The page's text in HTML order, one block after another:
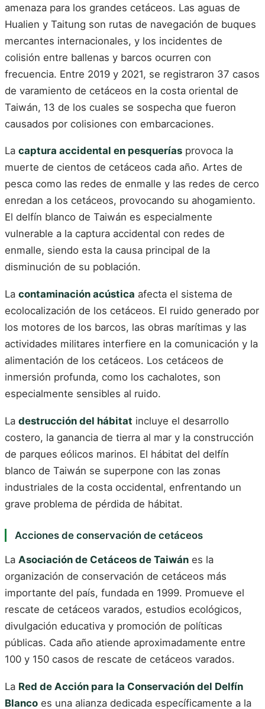
amenaza para los grandes cetáceos. Las aguas de
Hualien y Taitung son rutas de navegación de buques
mercantes internacionales, y los incidentes de
colisión entre ballenas y barcos ocurren con
frecuencia. Entre 2019 y 2021, se registraron 37 casos
de varamiento de cetáceos en la costa oriental de
Taiwán, 13 de los cuales se sospecha que fueron
causados por colisiones con embarcaciones.
La captura accidental en pesquerías provoca la
muerte de cientos de cetáceos cada año. Artes de
pesca como las redes de enmalle y las redes de cerco
enredan a los cetáceos, provocando su ahogamiento.
El delfín blanco de Taiwán es especialmente
vulnerable a la captura accidental con redes de
enmalle, siendo esta la causa principal de la
disminución de su población.
La contaminación acústica afecta el sistema de
ecolocalización de los cetáceos. El ruido generado por
los motores de los barcos, las obras marítimas y las
actividades militares interfiere en la comunicación y la
alimentación de los cetáceos. Los cetáceos de
inmersión profunda, como los cachalotes, son
especialmente sensibles al ruido.
La destrucción del hábitat incluye el desarrollo
costero, la ganancia de tierra al mar y la construcción
de parques eólicos marinos. El hábitat del delfín
blanco de Taiwán se superpone con las zonas
industriales de la costa occidental, enfrentando un
grave problema de pérdida de hábitat.
Acciones de conservación de cetáceos
La Asociación de Cetáceos de Taiwán es la
organización de conservación de cetáceos más
importante del país, fundada en 1999. Promueve el
rescate de cetáceos varados, estudios ecológicos,
divulgación educativa y promoción de políticas
públicas. Cada año atiende aproximadamente entre
100 y 150 casos de rescate de cetáceos varados.
La Red de Acción para la Conservación del Delfín
Blanco es una alianza dedicada específicamente a la